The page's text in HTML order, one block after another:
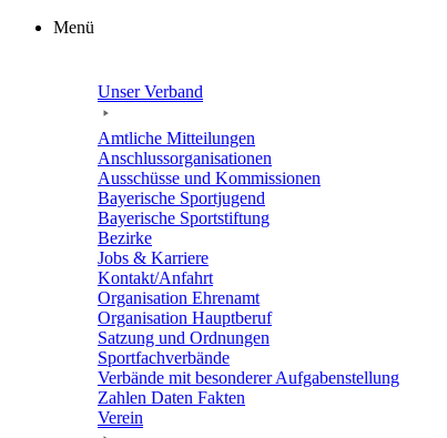
Zum
Menü
Unser Verband
Amtli­che Mitteilungen
Anschluss­or­ga­ni­sa­tio­nen
Ausschüsse und Kommissionen
Baye­ri­sche Sportjugend
Baye­ri­sche Sportstiftung
Bezirke
Jobs & Karriere
Kontakt/​​Anfahrt
Orga­ni­sa­tion Ehrenamt
Orga­ni­sa­tion Hauptberuf
Satzung und Ordnungen
Sport­fach­ver­bände
Verbände mit beson­de­rer Aufgabenstellung
Zahlen Daten Fakten
Verein